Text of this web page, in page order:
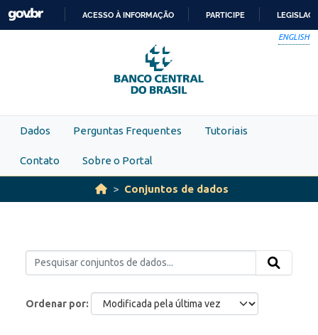
Skip to main content
PARA
O
CONTEÚDO
ACESSO À INFORMAÇÃO PARTICIPE
ENGLISH
Dados Perguntas Frequentes Tutoriais
Contato Sobre o Portal
Conjuntos de dados
Ordenar por